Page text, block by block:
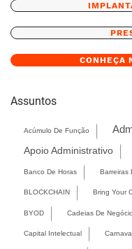
CONHEÇA
Assuntos
Acúmulo De Função
Apoio Administrativo
Banco De Horas Barreiras
BLOCKCHAIN Bring Your
BYOD Cadeias De
Capital Intelectual